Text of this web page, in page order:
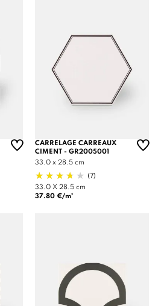
CARRELAGE CARREAUX
CIMENT - GR2005001
33.0 x 28.5 cm
(7)
33.0 X 28.5 cm
37.80 €/m²